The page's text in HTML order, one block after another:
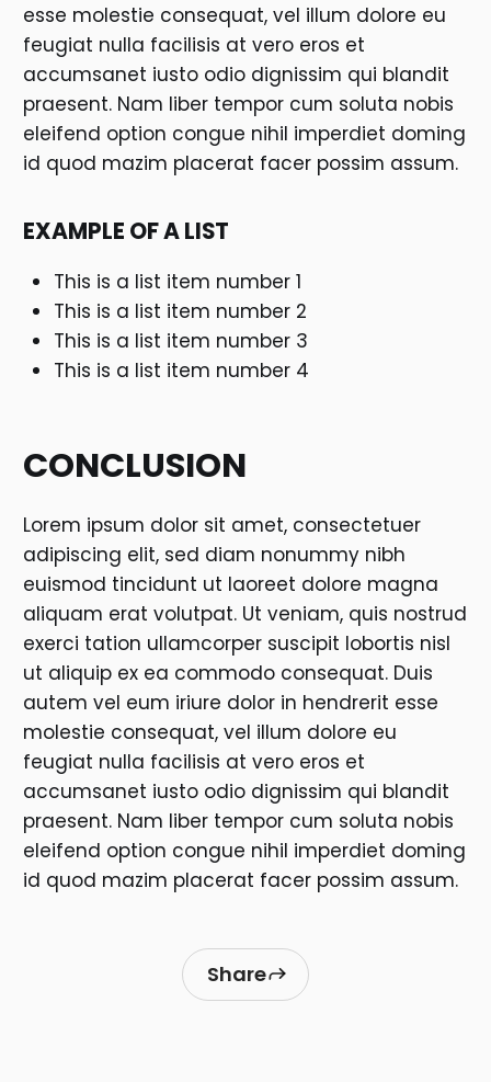
esse molestie consequat, vel illum dolore eu
feugiat nulla facilisis at vero eros et
accumsanet iusto odio dignissim qui blandit
praesent. Nam liber tempor cum soluta nobis
eleifend option congue nihil imperdiet doming
id quod mazim placerat facer possim assum.
EXAMPLE OF A LIST
This is a list item number 1
This is a list item number 2
This is a list item number 3
This is a list item number 4
CONCLUSION
Lorem ipsum dolor sit amet, consectetuer
adipiscing elit, sed diam nonummy nibh
euismod tincidunt ut laoreet dolore magna
aliquam erat volutpat. Ut veniam, quis nostrud
exerci tation ullamcorper suscipit lobortis nisl
ut aliquip ex ea commodo consequat. Duis
autem vel eum iriure dolor in hendrerit esse
molestie consequat, vel illum dolore eu
feugiat nulla facilisis at vero eros et
accumsanet iusto odio dignissim qui blandit
praesent. Nam liber tempor cum soluta nobis
eleifend option congue nihil imperdiet doming
id quod mazim placerat facer possim assum.
Share